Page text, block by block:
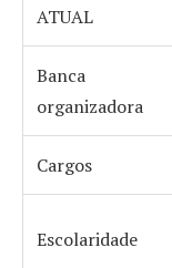
ATUAL
Banca
organizadora
Cargos
Escolaridade